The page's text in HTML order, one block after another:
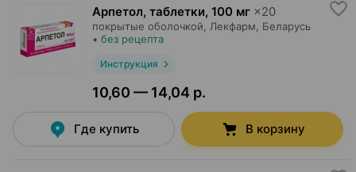
Арпетол, таблетки, 100 мг ×20
покрытые оболочкой, Лекфарм , Беларусь
• без рецепта
Инструкция
10,60 — 14,04 р.
Где купить В корзину